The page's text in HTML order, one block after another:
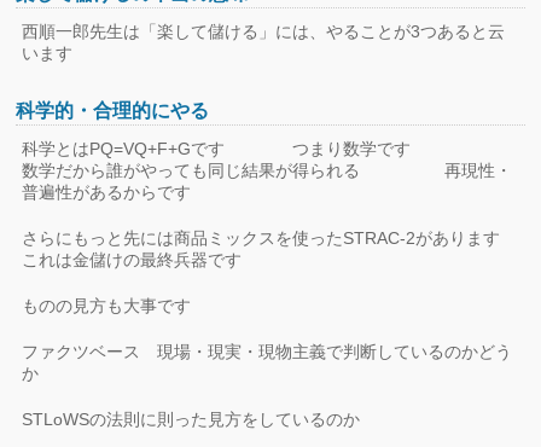
西順一郎先生は「楽して儲ける」には、やることが3つあると云
います
科学的・合理的にやる
科学とはPQ=VQ+F+Gです つまり数学です
数学だから誰がやっても同じ結果が得られる 再現性・
普遍性があるからです
さらにもっと先には商品ミックスを使ったSTRAC-2があります
これは金儲けの最終兵器です
ものの見方も大事です
ファクツベース 現場・現実・現物主義で判断しているのかどう
か
STLoWSの法則に則った見方をしているのか